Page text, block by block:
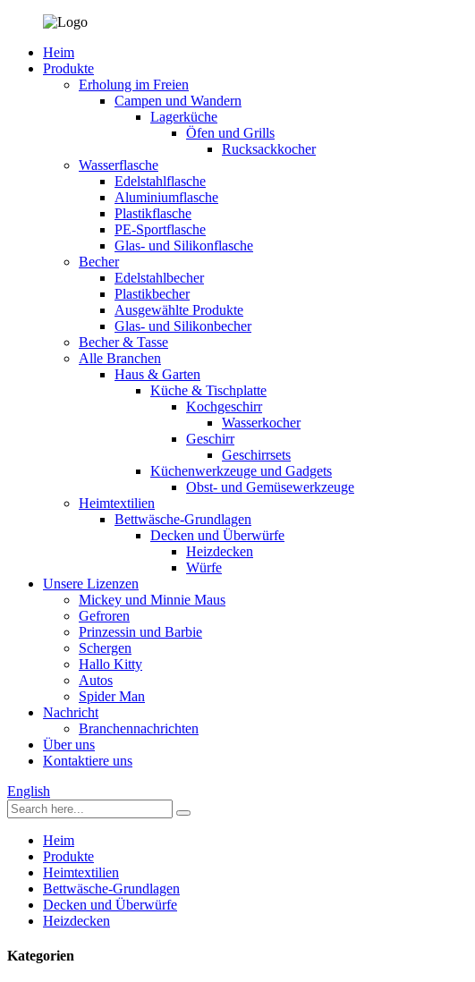
Heim
Produkte
Erholung im Freien
Campen und Wandern
Lagerküche
Öfen und Grills
Rucksackkocher
Wasserflasche
Edelstahlflasche
Aluminiumflasche
Plastikflasche
PE-Sportflasche
Glas- und Silikonflasche
Becher
Edelstahlbecher
Plastikbecher
Ausgewählte Produkte
Glas- und Silikonbecher
Becher & Tasse
Alle Branchen
Haus & Garten
Küche & Tischplatte
Kochgeschirr
Wasserkocher
Geschirr
Geschirrsets
Küchenwerkzeuge und Gadgets
Obst- und Gemüsewerkzeuge
Heimtextilien
Bettwäsche-Grundlagen
Decken und Überwürfe
Heizdecken
Würfe
Unsere Lizenzen
Mickey und Minnie Maus
Gefroren
Prinzessin und Barbie
Schergen
Hallo Kitty
Autos
Spider Man
Nachricht
Branchennachrichten
Über uns
Kontaktiere uns
English
Heim
Produkte
Heimtextilien
Bettwäsche-Grundlagen
Decken und Überwürfe
Heizdecken
Kategorien